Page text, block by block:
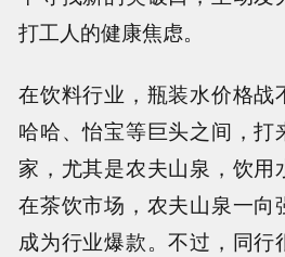
打工人的健康焦虑。
在饮料行业，瓶装水价格战
哈哈、怡宝等巨头之间，打
家，尤其是农夫山泉，饮用
在茶饮市场，农夫山泉一向
成为行业爆款。不过，同行